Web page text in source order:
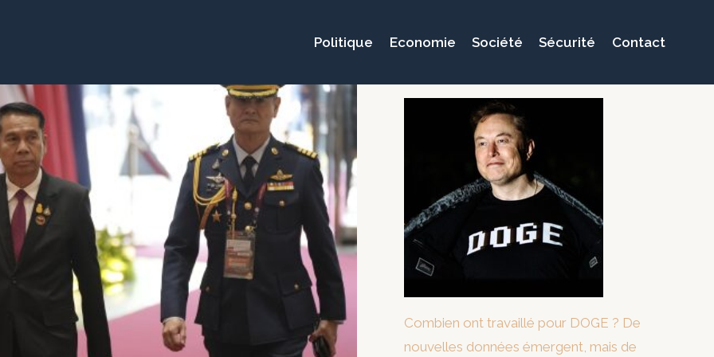
Politique Economie Société Sécurité Contact
Combien ont travaillé pour DOGE ? De
nouvelles données émergent, mais de